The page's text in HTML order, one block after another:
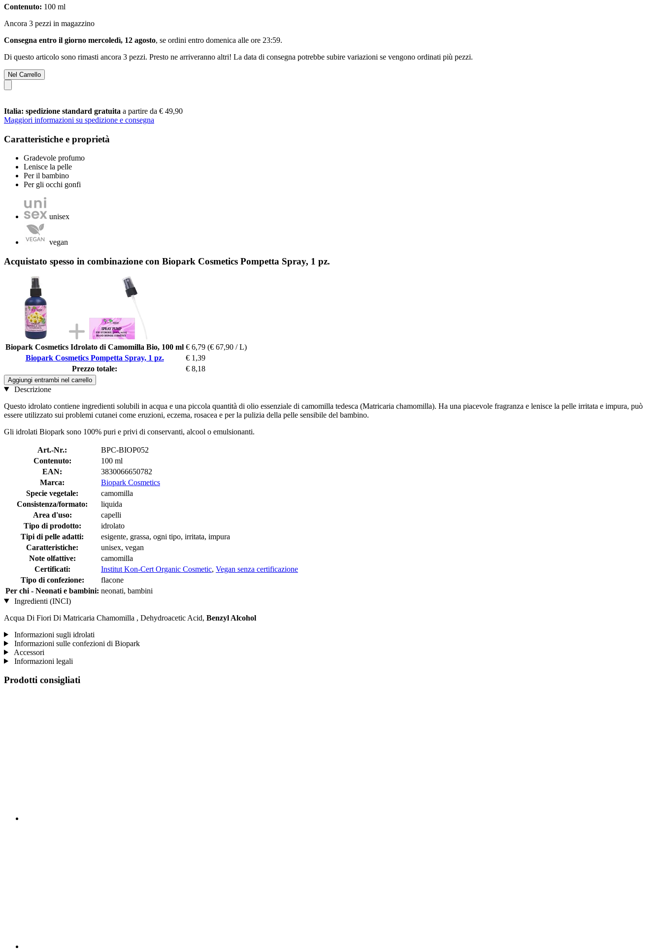
Contenuto: 100 ml
Ancora 3 pezzi in magazzino
Consegna entro il giorno mercoledì, 12 agosto, se ordini entro domenica alle ore 23:59.
Di questo articolo sono rimasti ancora 3 pezzi. Presto ne arriveranno altri! La data di consegna potrebbe subire variazioni se vengono ordinati più pezzi.
Nel Carrello
Italia: spedizione standard gratuita a partire da € 49,90
Maggiori informazioni su spedizione e consegna
Caratteristiche e proprietà
Gradevole profumo
Lenisce la pelle
Per il bambino
Per gli occhi gonfi
unisex
vegan
Acquistato spesso in combinazione con Biopark Cosmetics Pompetta Spray, 1 pz.
Biopark Cosmetics Idrolato di Camomilla Bio, 100 ml € 6,79 (€ 67,90 / L)
Biopark Cosmetics Pompetta Spray, 1 pz.
€ 1,39
Prezzo totale:
€ 8,18
Aggiungi entrambi nel carrello
Descrizione
Questo idrolato contiene ingredienti solubili in acqua e una piccola quantità di olio essenziale di camomilla tedesca (Matricaria chamomilla). Ha una piacevole fragranza e lenisce la pelle irritata e impura, può
essere utilizzato sui problemi cutanei come eruzioni, eczema, rosacea e per la pulizia della pelle sensibile del bambino.
Gli idrolati Biopark sono 100% puri e privi di conservanti, alcool o emulsionanti.
Art.-Nr.:
BPC-BIOP052
Contenuto:
100 ml
EAN:
3830066650782
Marca:
Biopark Cosmetics
Specie vegetale:
camomilla
Consistenza/formato:
liquida
Area d'uso:
capelli
Tipo di prodotto:
idrolato
Tipi di pelle adatti:
esigente, grassa, ogni tipo, irritata, impura
Caratteristiche:
unisex, vegan
Note olfattive:
camomilla
Certificati:
Institut Kon-Cert Organic Cosmetic, Vegan senza certificazione
Tipo di confezione:
flacone
Per chi - Neonati e bambini: neonati, bambini
Ingredienti (INCI)
Acqua Di Fiori Di Matricaria Chamomilla , Dehydroacetic Acid, Benzyl Alcohol
Informazioni sugli idrolati
Informazioni sulle confezioni di Biopark
Accessori
Informazioni legali
Prodotti consigliati